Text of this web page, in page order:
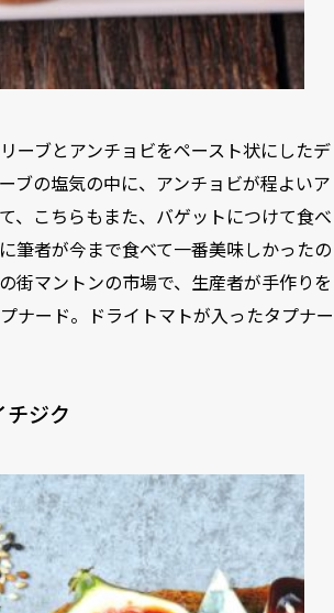
ーブとアンチョビをペースト状にしたデ
ブの塩気の中に、アンチョビが程よいア
、こちらもまた、バゲットにつけて食べ
筆者が今まで食べて一番美味しかったの
街マントンの市場で、生産者が手作りを
ナード。ドライトマトが入ったタプナー
チジク